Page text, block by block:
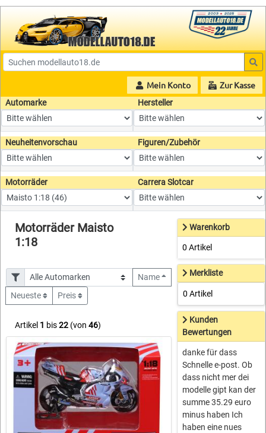
Mein Konto Zur Kasse
Automarke Hersteller
Neuheitenvorschau Figuren/Zubehör
Motorräder Carrera Slotcar
Motorräder Maisto
1:18
Name
Neueste
Preis
Artikel 1 bis22 (von 46)
Warenkorb
0 Artikel
Merkliste
0 Artikel
Kunden
Bewertungen
danke für dass
Schnelle e-post. Ob
dass nicht mer dei
modelle gipt kan der
summe 35.29 euro
minus haben Ich
haben eine nues